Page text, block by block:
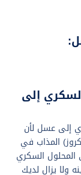
إلى
إلى عسل لأن
المذاب في
المحلول السكري
ولا يزال لديك